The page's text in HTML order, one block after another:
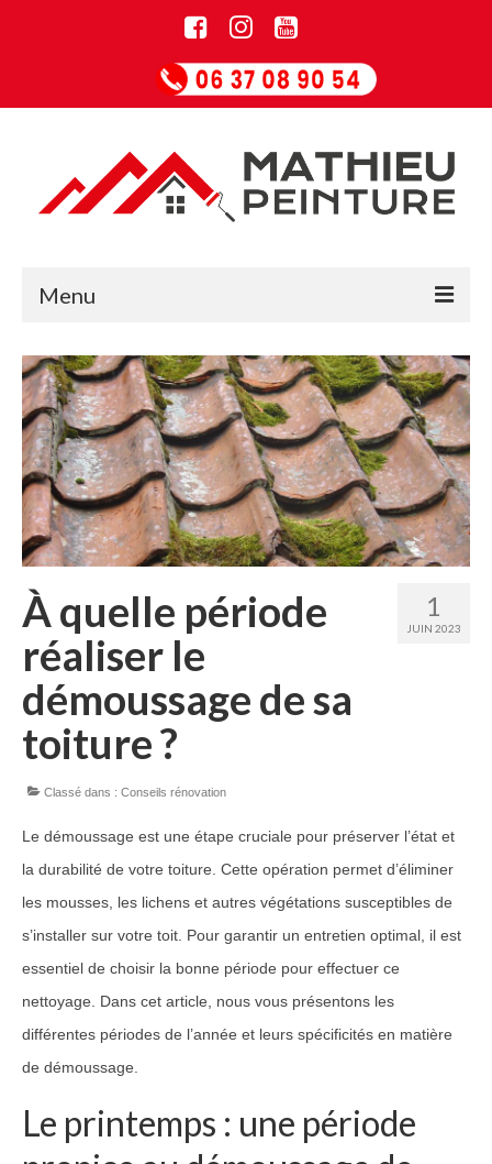
Menu
Accueil
Informations
Entreprise de rénovation
Guide Papiers peints
Guide Peintures
Peinture & revêtement
Réalisation de sols
Nettoyage et peinture toiture
Réalisations Travaux
Nos travaux pour professionnels
Notre réseau
Contact
1
JUIN 2023
À quelle période
réaliser le
démoussage de sa
toiture ?
Classé dans : Conseils rénovation
Le démoussage est une étape cruciale pour préserver l’état et
la durabilité de votre toiture. Cette opération permet d’éliminer
les mousses, les lichens et autres végétations susceptibles de
s’installer sur votre toit. Pour garantir un entretien optimal, il est
essentiel de choisir la bonne période pour effectuer ce
nettoyage. Dans cet article, nous vous présentons les
différentes périodes de l’année et leurs spécificités en matière
de démoussage.
Le printemps : une période